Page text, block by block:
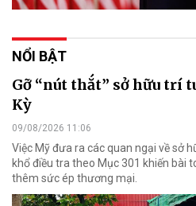
NỔI BẬT
Gỡ “nút thắt” sở hữu trí
Kỳ
09/08/2026 11:06
Việc Mỹ đưa ra các quan ngại về sở
khổ điều tra theo Mục 301 khiến bài
thêm sức ép thương mại.